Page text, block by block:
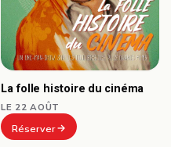
La folle histoire du cinéma
LE 22 AOÛT
Réserver